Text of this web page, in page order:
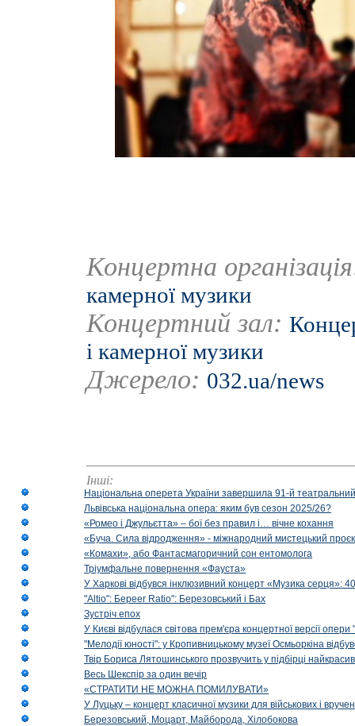
Концертна
камерної музики
Концертний зал:
і камерної музики
Джерело: 032.ua/news
Інші:
Національна оперета України завершила 91-й
Львівська національна опера: яким був сезон 2025/26?
«Ромео і Джульєтта» – бої без правил і… вічне кохання
«Буча. Сила відродження» - міжнародний мистецький
«Комахи», або Фантасмагоричний сон ентомолога
Тріумфальне повернення «Фауста»
У Харкові відбувся інклюзивний концерт «Музика серця»:
"Altio": Береer Ratio": Березовський і Бах
Зустріч епох
У Києві відбулася світова прем'єра концертної версії
"Мелодії юності": у Кропивницькому музеї Осмьоркіна
Твір Бориса Лятошинського прозвучить у підбірці
Весь Шекспір за один вечір
«СТРАТИТИ НЕ МОЖНА ПОМИЛУВАТИ»
У Луцьку – концерт класичної музики для військових і
Березовський, Моцарт, Майборода, Хілобокова